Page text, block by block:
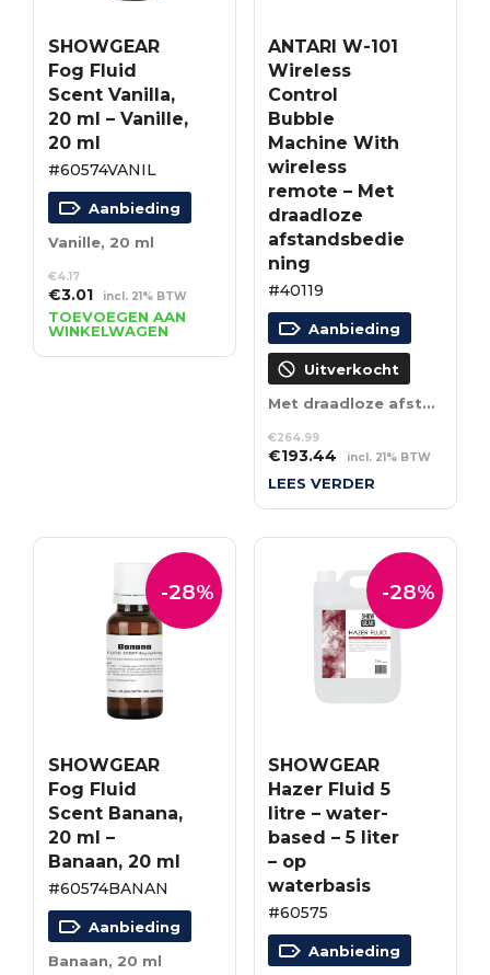
SHOWGEAR
Fog Fluid
Scent Vanilla,
20 ml – Vanille,
20 ml
#60574VANIL
Aanbieding
Vanille, 20 ml
€4.17
Oorspronkelijke
prijs
was:
€4.17.
€3.01Huidige
prijs
is:
€3.01.
incl. 21% BTW
TOEVOEGEN AAN
WINKELWAGEN
ANTARI W-101
Wireless
Control
Bubble
Machine With
wireless
remote – Met
draadloze
afstandsbedie
ning
#40119
Aanbieding
Uitverkocht
Met draadloze afstandsbediening
€264.99
Oorspronkelijke
prijs
€193.44 Huidige
prijs
incl. 21% BTW
LEES VERDER
-28%
SHOWGEAR
Fog Fluid
Scent Banana,
20 ml –
Banaan, 20 ml
#60574BANAN
Aanbieding
Banaan, 20 ml
-28%
SHOWGEAR
Hazer Fluid 5
litre – water-
based – 5 liter
– op
waterbasis
#60575
Aanbieding